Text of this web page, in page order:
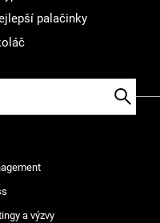
palačinky
a výzvy